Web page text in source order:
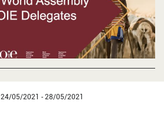
24/05/2021 - 28/05/2021